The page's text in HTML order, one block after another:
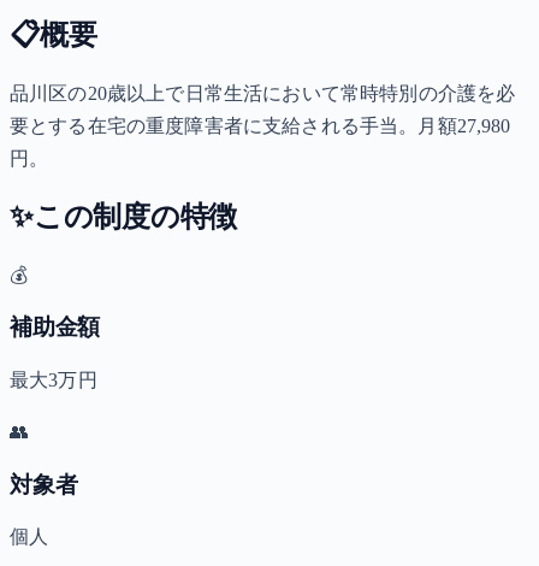
📋概要
品川区の20歳以上で日常生活において常時特別の介護を必
要とする在宅の重度障害者に支給される手当。月額27,980
円。
✨この制度の特徴
💰
補助金額
最大3万円
👥
対象者
個人